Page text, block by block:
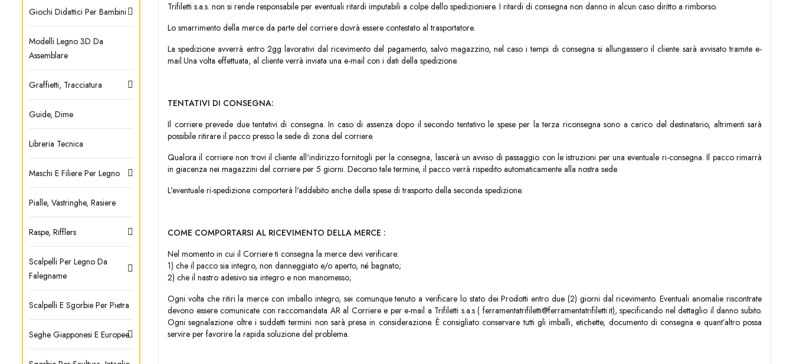
Giochi Didattici Per Bambini
Modelli Legno 3D Da
Assemblare
Graffietti, Tracciatura
Guide, Dime
Libreria Tecnica
Maschi E Filiere Per Legno
Pialle, Vastringhe, Rasiere
Raspe, Rifflers
Scalpelli Per Legno Da
Falegname
Scalpelli E Sgorbie Per Pietra
Seghe Giapponesi E Europee
Trifiletti s.a.s. non si rende responsabile per eventuali ritardi imputabili a colpe dello spedizioniere. I ritardi di consegna non danno in alcun caso diritto a rimborso.
Lo smarrimento della merce da parte del corriere dovrà essere contestato al trasportatore.
La spedizione avverrà entro 2gg lavorativi dal ricevimento del pagamento, salvo magazzino, nel caso i tempi di consegna si allungassero il cliente sarà avvisato tramite e-
mail.Una volta effettuata, al cliente verrà inviata una e-mail con i dati della spedizione.
TENTATIVI DI CONSEGNA:
Il corriere prevede due tentativi di consegna. In caso di assenza dopo il secondo tentativo le spese per la terza riconsegna sono a carico del destinatario, altrimenti sarà
possibile ritirare il pacco presso la sede di zona del corriere.
Qualora il corriere non trovi il cliente all'indirizzo fornitogli per la consegna, lascerà un avviso di passaggio con le istruzioni per una eventuale ri-consegna. Il pacco rimarrà
in giacenza nei magazzini del corriere per 5 giorni. Decorso tale termine, il pacco verrà rispedito automaticamente alla nostra sede.
L'eventuale ri-spedizione comporterà l'addebito anche della spese di trasporto della seconda spedizione.
COME COMPORTARSI AL RICEVIMENTO DELLA MERCE :
Nel momento in cui il Corriere ti consegna la merce devi verificare:
1) che il pacco sia integro, non danneggiato e/o aperto, né bagnato;
2) che il nastro adesivo sia integro e non manomesso;
Ogni volta che ritiri la merce con imballo integro, sei comunque tenuto a verificare lo stato dei Prodotti entro due (2) giorni dal ricevimento. Eventuali anomalie riscontrate
devono essere comunicate con raccomandata AR al Corriere e per e-mail a Trifiletti s.a.s ( ferramentatrifiletti@ferramentatrifiletti.it), specificando nel dettaglio il danno subito.
Ogni segnalazione oltre i suddetti termini non sarà presa in considerazione. È consigliato conservare tutti gli imballi, etichette, documento di consegna e quant’altro possa
servire per favorire la rapida soluzione del problema.